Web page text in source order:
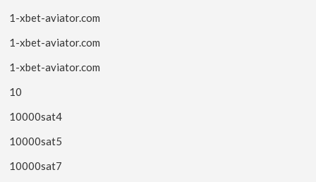
1-xbet-aviator.com
1-xbet-aviator.com
1-xbet-aviator.com
10
10000sat4
10000sat5
10000sat7